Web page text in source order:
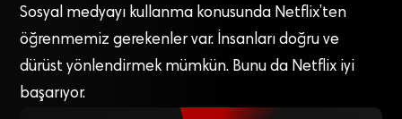
Sosyal medyayı kullanma konusunda Netflix’ten
öğrenmemiz gerekenler var. İnsanları doğru ve
dürüst yönlendirmek mümkün. Bunu da Netflix iyi
başarıyor.